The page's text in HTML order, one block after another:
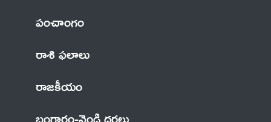
పంచాంగం
రాశి ఫలాలు
రాజకీయం